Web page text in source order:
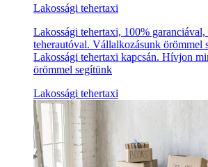
Lakossági tehertaxi
Lakossági tehertaxi, 100% garanciával,
teherautóval. Vállalkozásunk örömmel
Lakossági tehertaxi kapcsán. Hívjon
örömmel segítünk
Lakossági tehertaxi